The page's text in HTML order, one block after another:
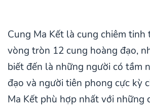
Cung Ma Kết là cung chiêm
vòng tròn 12 cung hoàng đạo,
biết đến là những người có tầm
đạo và người tiên phong cực kỳ
Ma Kết phù hợp nhất với những